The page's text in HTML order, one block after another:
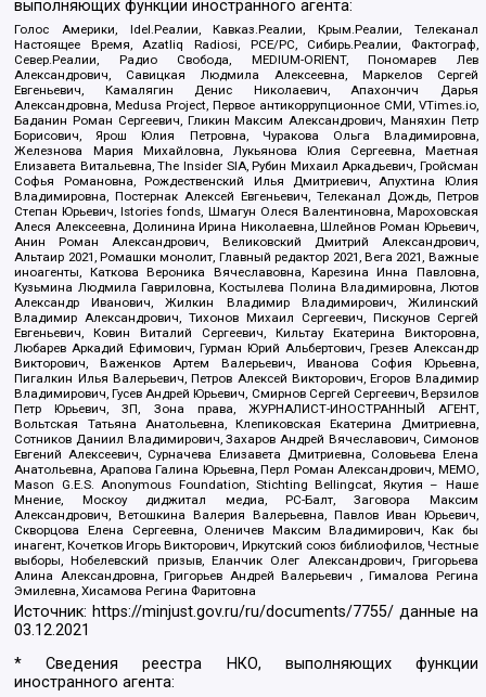
выполняющих функции иностранного агента:
Голос Америки, Idel.Реалии, Кавказ.Реалии, Крым.Реалии, Телеканал
Настоящее Время, Azatliq Radiosi, PCE/PC, Сибирь.Реалии, Фактограф,
Север.Реалии, Радио Свобода, MEDIUM-ORIENT, Пономарев Лев
Александрович, Савицкая Людмила Алексеевна, Маркелов Сергей
Евгеньевич, Камалягин Денис Николаевич, Апахончич Дарья
Александровна, Medusa Project, Первое антикоррупционное СМИ, VTimes.io,
Баданин Роман Сергеевич, Гликин Максим Александрович, Маняхин Петр
Борисович, Ярош Юлия Петровна, Чуракова Ольга Владимировна,
Железнова Мария Михайловна, Лукьянова Юлия Сергеевна, Маетная
Елизавета Витальевна, The Insider SIA, Рубин Михаил Аркадьевич, Гройсман
Софья Романовна, Рождественский Илья Дмитриевич, Апухтина Юлия
Владимировна, Постернак Алексей Евгеньевич, Телеканал Дождь, Петров
Степан Юрьевич, Istories fonds, Шмагун Олеся Валентиновна, Мароховская
Алеся Алексеевна, Долинина Ирина Николаевна, Шлейнов Роман Юрьевич,
Анин Роман Александрович, Великовский Дмитрий Александрович,
Альтаир 2021, Ромашки монолит, Главный редактор 2021, Вега 2021, Важные
иноагенты, Каткова Вероника Вячеславовна, Карезина Инна Павловна,
Кузьмина Людмила Гавриловна, Костылева Полина Владимировна, Лютов
Александр Иванович, Жилкин Владимир Владимирович, Жилинский
Владимир Александрович, Тихонов Михаил Сергеевич, Пискунов Сергей
Евгеньевич, Ковин Виталий Сергеевич, Кильтау Екатерина Викторовна,
Любарев Аркадий Ефимович, Гурман Юрий Альбертович, Грезев Александр
Викторович, Важенков Артем Валерьевич, Иванова София Юрьевна,
Пигалкин Илья Валерьевич, Петров Алексей Викторович, Егоров Владимир
Владимирович, Гусев Андрей Юрьевич, Смирнов Сергей Сергеевич, Верзилов
Петр Юрьевич, ЗП, Зона права, ЖУРНАЛИСТ-ИНОСТРАННЫЙ АГЕНТ,
Вольтская Татьяна Анатольевна, Клепиковская Екатерина Дмитриевна,
Сотников Даниил Владимирович, Захаров Андрей Вячеславович, Симонов
Евгений Алексеевич, Сурначева Елизавета Дмитриевна, Соловьева Елена
Анатольевна, Арапова Галина Юрьевна, Перл Роман Александрович, МЕМО,
Mason G.E.S. Anonymous Foundation, Stichting Bellingcat, Якутия – Наше
Мнение, Москоу диджитал медиа, РС-Балт, Заговора Максим
Александрович, Ветошкина Валерия Валерьевна, Павлов Иван Юрьевич,
Скворцова Елена Сергеевна, Оленичев Максим Владимирович, Как бы
инагент, Кочетков Игорь Викторович, Иркутский союз библиофилов, Честные
выборы, Нобелевский призыв, Еланчик Олег Александрович, Григорьева
Алина Александровна, Григорьев Андрей Валерьевич , Гималова Регина
Эмилевна, Хисамова Регина Фаритовна
Источник: https://minjust.gov.ru/ru/documents/7755/ данные на
03.12.2021
* Сведения реестра НКО, выполняющих функции
иностранного агента: